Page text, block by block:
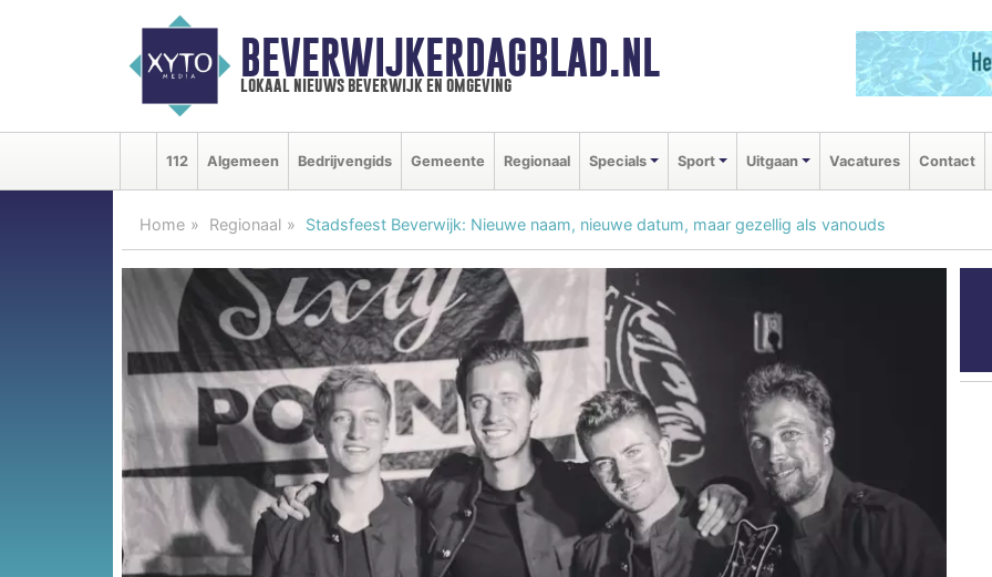
BEVERWIJKERDAGBLAD.NL
lokaal nieuws beverwijk en omgeving
112 Algemeen Bedrijvengids Gemeente Regionaal Specials Sport Uitgaan Vacatures Contact
Home Regionaal Stadsfeest Beverwijk: Nieuwe naam, nieuwe datum, maar gezellig als vanouds